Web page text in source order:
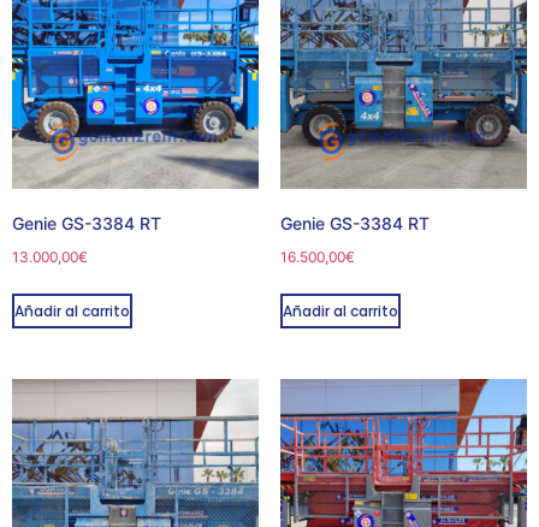
Genie GS-3384 RT
13.000,00€
Añadir al carrito
Genie GS-3384 RT
16.500,00€
Añadir al carrito